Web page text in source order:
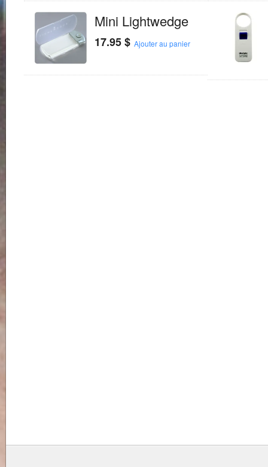
Mini Lightwedge
17.95$ Ajouter au panier